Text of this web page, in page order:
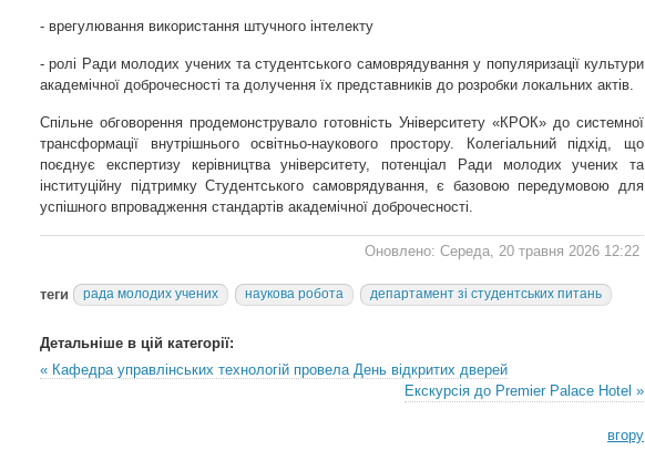
- врегулювання використання штучного інтелекту
- ролі Ради молодих учених та студентського самоврядування у популяризації культури
академічної доброчесності та долучення їх представників до розробки локальних актів.
Спільне обговорення продемонструвало готовність Університету «КРОК» до системної
трансформації внутрішнього освітньо-наукового простору. Колегіальний підхід, що
поєднує експертизу керівництва університету, потенціал Ради молодих учених та
інституційну підтримку Студентського самоврядування, є базовою передумовою для
успішного впровадження стандартів академічної доброчесності.
Оновлено: Середа, 20 травня 2026 12:22
теги рада молодих учених наукова робота департамент зі студентських питань
Детальніше в цій категорії:
« Кафедра управлінських технологій провела День відкритих дверей
Екскурсія до Premier Palace Hotel »
вгору